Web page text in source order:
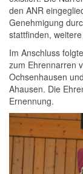
den ANR
Genehmigung
stattfinden,
Im Anschluss folgte
zum Ehrennarren
Ochsenhausen und
Ahausen. Die
Ernennung.